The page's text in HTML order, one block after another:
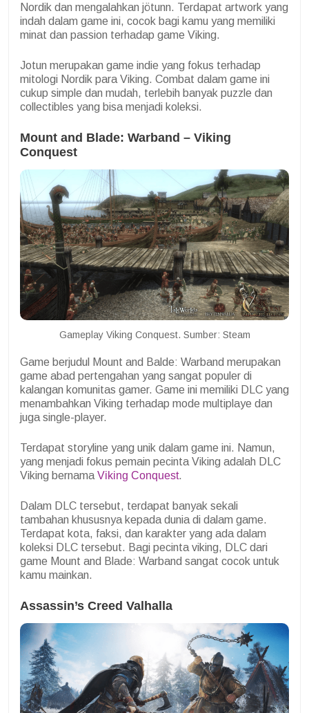
Nordik dan mengalahkan jötunn. Terdapat artwork yang
indah dalam game ini, cocok bagi kamu yang memiliki
minat dan passion terhadap game Viking.
Jotun merupakan game indie yang fokus terhadap
mitologi Nordik para Viking. Combat dalam game ini
cukup simple dan mudah, terlebih banyak puzzle dan
collectibles yang bisa menjadi koleksi.
Mount and Blade: Warband – Viking
Conquest
Gameplay Viking Conquest. Sumber: Steam
Game berjudul Mount and Balde: Warband merupakan
game abad pertengahan yang sangat populer di
kalangan komunitas gamer. Game ini memiliki DLC yang
menambahkan Viking terhadap mode multiplaye dan
juga single-player.
Terdapat storyline yang unik dalam game ini. Namun,
yang menjadi fokus pemain pecinta Viking adalah DLC
Viking bernama Viking Conquest.
Dalam DLC tersebut, terdapat banyak sekali
tambahan khususnya kepada dunia di dalam game.
Terdapat kota, faksi, dan karakter yang ada dalam
koleksi DLC tersebut. Bagi pecinta viking, DLC dari
game Mount and Blade: Warband sangat cocok untuk
kamu mainkan.
Assassin’s Creed Valhalla